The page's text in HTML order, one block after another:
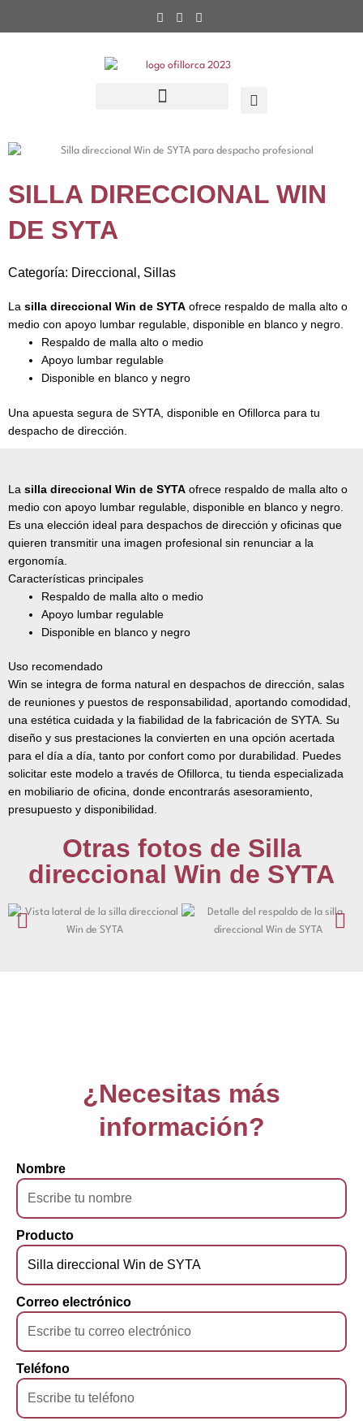
SILLA DIRECCIONAL WIN
DE SYTA
Categoría: Direccional , Sillas
La silla direccional Win de SYTA ofrece respaldo de malla alto o
medio con apoyo lumbar regulable, disponible en blanco y negro.
Respaldo de malla alto o medio
Apoyo lumbar regulable
Disponible en blanco y negro
Una apuesta segura de SYTA, disponible en Ofillorca para tu
despacho de dirección.
La silla direccional Win de SYTA ofrece respaldo de malla alto o
medio con apoyo lumbar regulable, disponible en blanco y negro.
Es una elección ideal para despachos de dirección y oficinas que
quieren transmitir una imagen profesional sin renunciar a la
ergonomía.
Características principales
Respaldo de malla alto o medio
Apoyo lumbar regulable
Disponible en blanco y negro
Uso recomendado
Win se integra de forma natural en despachos de dirección, salas
de reuniones y puestos de responsabilidad, aportando comodidad,
una estética cuidada y la fiabilidad de la fabricación de SYTA. Su
diseño y sus prestaciones la convierten en una opción acertada
para el día a día, tanto por confort como por durabilidad. Puedes
solicitar este modelo a través de Ofillorca, tu tienda especializada
en mobiliario de oficina, donde encontrarás asesoramiento,
presupuesto y disponibilidad.
Otras fotos de Silla
direccional Win de SYTA
¿Necesitas más
información?
Nombre
Producto
Correo electrónico
Teléfono